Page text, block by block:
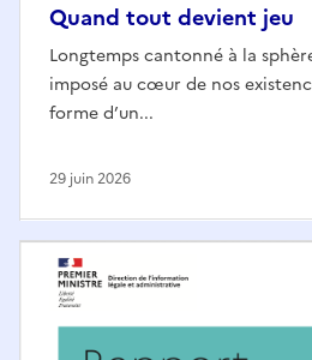
Quand tout devient jeu
Longtemps cantonné à la
imposé au cœur de nos
forme d’un...
29 juin 2026